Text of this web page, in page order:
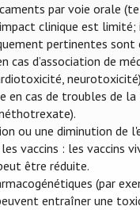
par voie orale
clinique est limité;
pertinentes sont
cas d’association de
en cas de troubles de
ou une diminution de
vaccins : les vaccins
être réduite.
(par
entraîner une